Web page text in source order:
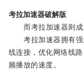
考拉加速器破解版
而考拉加速器则成
考拉加速器拥有强
线连接，优化网络线
频播放的速度。